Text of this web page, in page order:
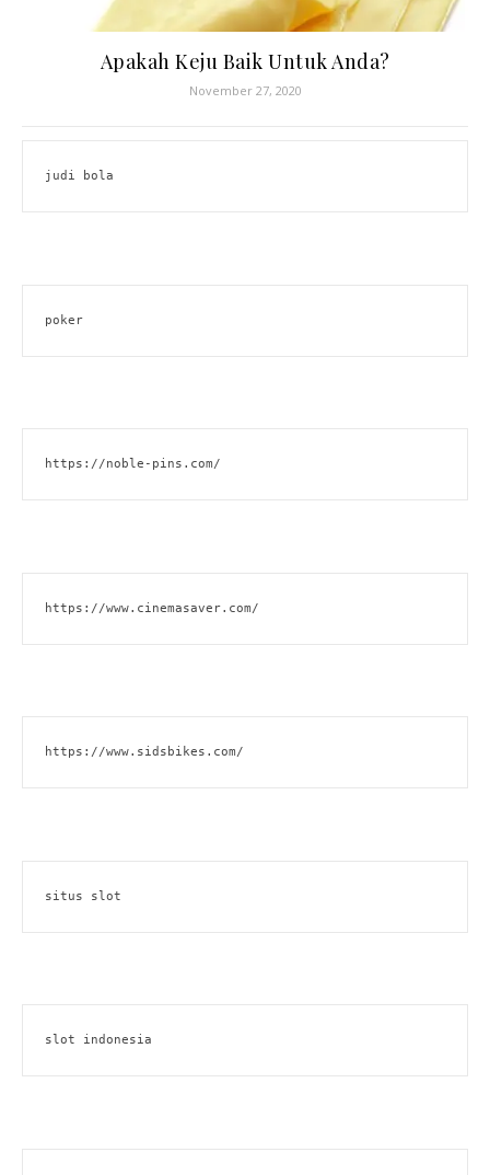
Apakah Keju Baik Untuk Anda?
November 27, 2020
judi bola
poker
https://noble-pins.com/
https://www.cinemasaver.com/
https://www.sidsbikes.com/
situs slot
slot indonesia